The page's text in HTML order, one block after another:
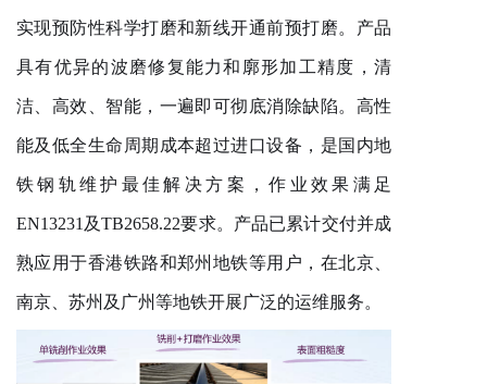
实现预防性科学打磨和新线开通前预打磨。产品
具有优异的波磨修复能力和廓形加工精度，清
洁、高效、智能，一遍即可彻底消除缺陷。高性
能及低全生命周期成本超过进口设备，是国内地
铁钢轨维护最佳解决方案，作业效果满足
EN13231及TB2658.22要求。产品已累计交付并成
熟应用于香港铁路和郑州地铁等用户，在北京、
南京、苏州及广州等地铁开展广泛的运维服务。